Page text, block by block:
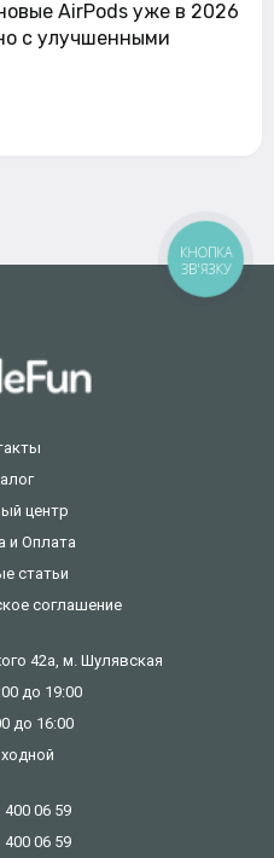
AirPods уже в 2026
с улучшенными
центр
и Оплата
статьи
соглашение
42а, м. Шулявская
до 19:00
до 16:00
400 06 59
400 06 59
КНОПКА
ЗВ'ЯЗКУ